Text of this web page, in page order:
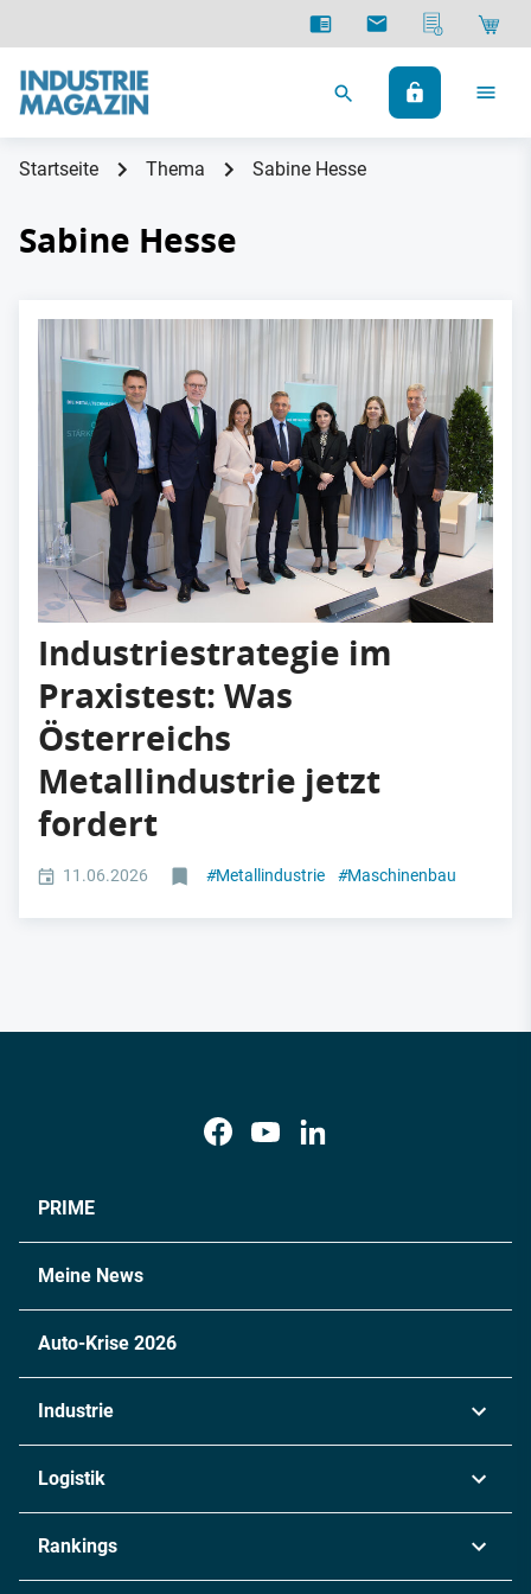
Startseite Thema Sabine Hesse
Sabine Hesse
Industriestrategie im
Praxistest: Was
Österreichs
Metallindustrie jetzt
fordert
11.06.2026 #Metallindustrie #Maschinenbau
PRIME
Meine News
Auto-Krise 2026
Industrie
Chemie
Logistik
Rankings